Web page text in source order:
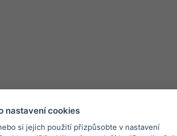
nastavení cookies
si jejich použití přizpůsobte v nastavení